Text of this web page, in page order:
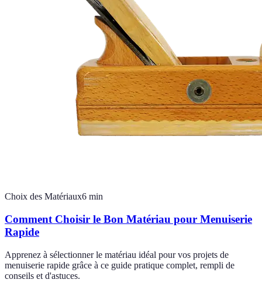
Choix des Matériaux6 min
Comment Choisir le Bon Matériau pour Menuiserie
Rapide
Apprenez à sélectionner le matériau idéal pour vos projets de
menuiserie rapide grâce à ce guide pratique complet, rempli de
conseils et d'astuces.